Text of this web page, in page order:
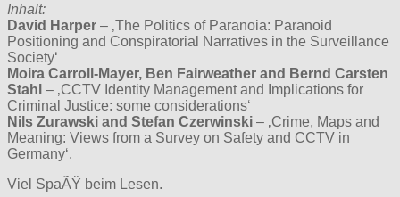
Inhalt:
David Harper – ‚The Politics of Paranoia: Paranoid
Positioning and Conspiratorial Narratives in the Surveillance
Society‘
Moira Carroll-Mayer, Ben Fairweather and Bernd Carsten
Stahl – ‚CCTV Identity Management and Implications for
Criminal Justice: some considerations‘
Nils Zurawski and Stefan Czerwinski – ‚Crime, Maps and
Meaning: Views from a Survey on Safety and CCTV in
Germany‘.
Viel SpaÃŸ beim Lesen.